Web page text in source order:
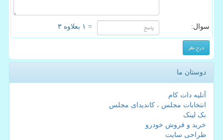
سوال: = ۱ بعلاوه ۳
دوستان ما
آتلیه دات کام
انتخابات مجلس ، کاندیدای مجلس
بک لینک
خرید و فروش خودرو
طراحی سایت